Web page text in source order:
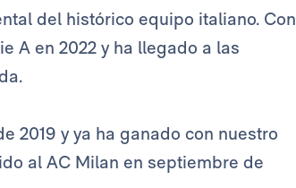
del histórico equipo italiano. Con
A en 2022 y ha llegado a las
2019 y ya ha ganado con nuestro
al AC Milan en septiembre de